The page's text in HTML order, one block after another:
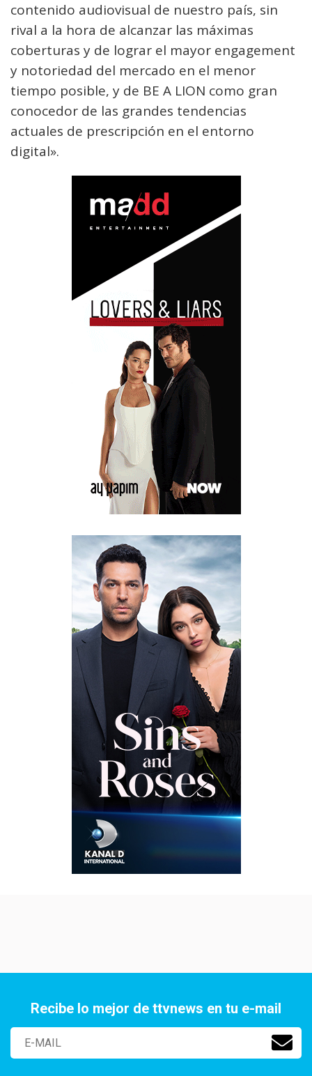
contenido audiovisual de nuestro país, sin
rival a la hora de alcanzar las máximas
coberturas y de lograr el mayor engagement
y notoriedad del mercado en el menor
tiempo posible, y de BE A LION como gran
conocedor de las grandes tendencias
actuales de prescripción en el entorno
digital».
Recibe lo mejor de ttvnews en tu e-mail